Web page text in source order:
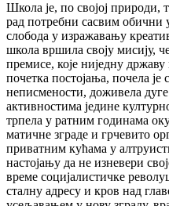
Школа је, по својој природи,
рад потребни сасвим
слобода у изражавању
школа вршила своју мисију,
премисе, које ниједну
почетка постојања, почела
неписмености, доживела
активностима једине
трпела у ратним годинама
матичне зграде и грчевито
приватним кућама у
настојању да не изневери
време социјалистичке
сталну адресу и кров над